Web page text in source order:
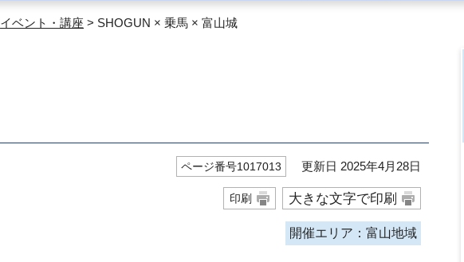
イベント・講座 > SHOGUN × 乗馬 × 富山城
ページ番号1017013 更新日 2025年4月28日
印刷 大きな文字で印刷
開催エリア：富山地域